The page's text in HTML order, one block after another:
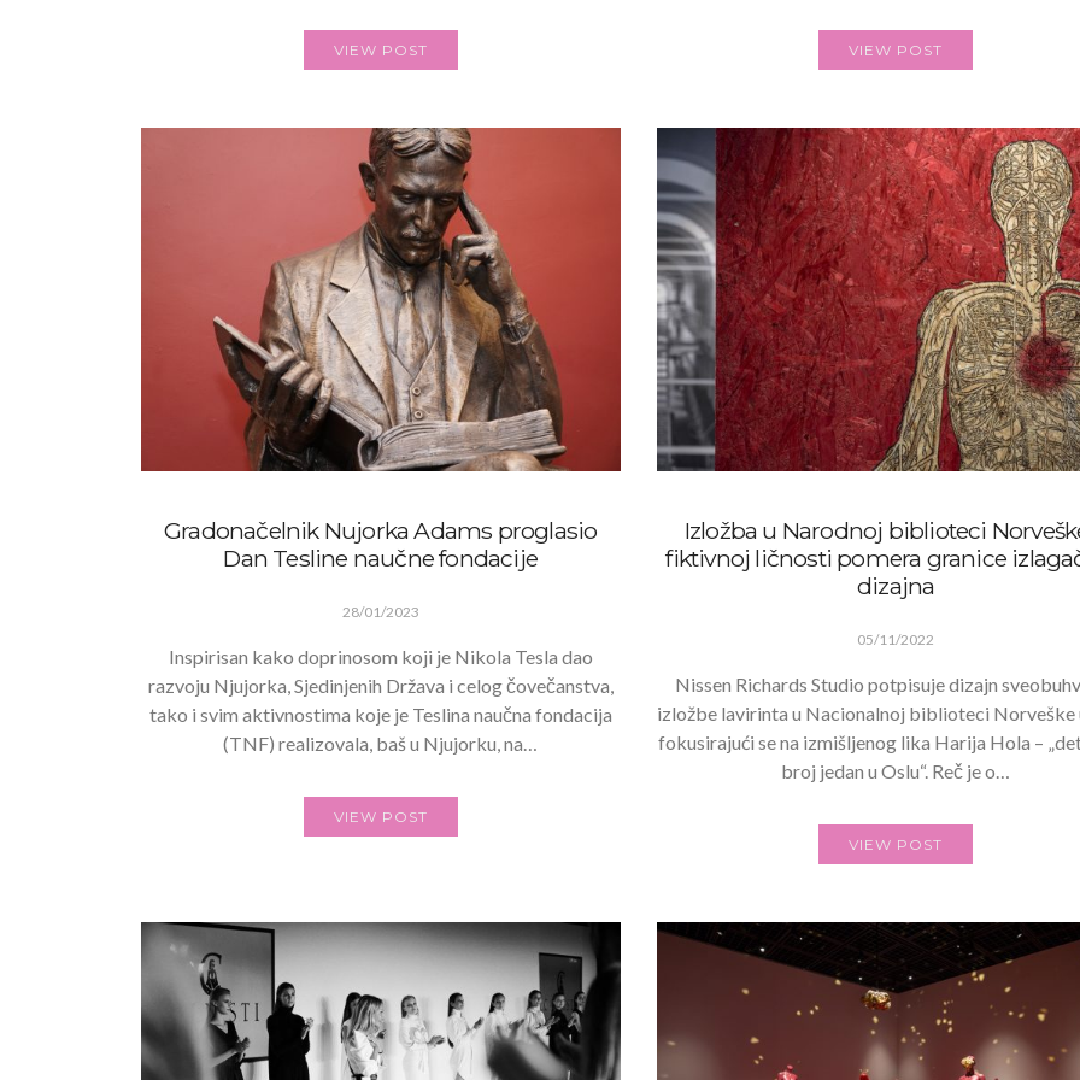
VIEW POST VIEW POST
Gradonačelnik Nujorka Adams proglasio
Dan Tesline naučne fondacije
28/01/2023
Inspirisan kako doprinosom koji je Nikola Tesla dao
razvoju Njujorka, Sjedinjenih Država i celog čovečanstva,
tako i svim aktivnostima koje je Teslina naučna fondacija
(TNF) realizovala, baš u Njujorku, na…
VIEW POST
Izložba u Narodnoj biblioteci
fiktivnoj ličnosti pomera granice
dizajna
05/11/2022
Nissen Richards Studio potpisuje dizajn
izložbe lavirinta u Nacionalnoj biblioteci Norveške
fokusirajući se na izmišljenog lika Harija Hola –
broj jedan u Oslu“. Reč je o…
VIEW POST